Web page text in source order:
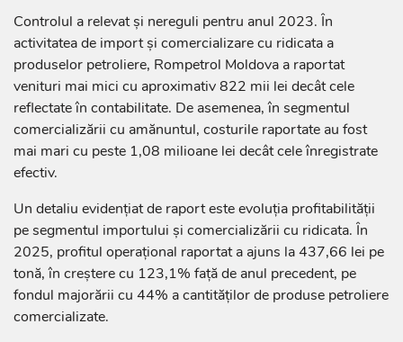
Controlul a relevat și nereguli pentru anul 2023. În
activitatea de import și comercializare cu ridicata a
produselor petroliere, Rompetrol Moldova a raportat
venituri mai mici cu aproximativ 822 mii lei decât cele
reflectate în contabilitate. De asemenea, în segmentul
comercializării cu amănuntul, costurile raportate au fost
mai mari cu peste 1,08 milioane lei decât cele înregistrate
efectiv.
Un detaliu evidențiat de raport este evoluția profitabilității
pe segmentul importului și comercializării cu ridicata. În
2025, profitul operațional raportat a ajuns la 437,66 lei pe
tonă, în creștere cu 123,1% față de anul precedent, pe
fondul majorării cu 44% a cantităților de produse petroliere
comercializate.